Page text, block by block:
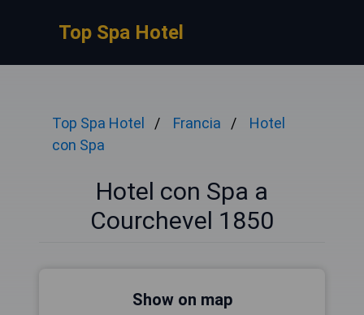
Top Spa Hotel
Top Spa Hotel Francia
Hotel
con Spa
Hotel con Spa a
Courchevel 1850
Show on map